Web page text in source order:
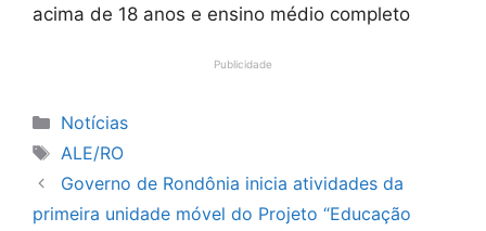
acima de 18 anos e ensino médio completo
Publicidade
Categorias
Notícias
Tags
ALE/RO
Governo de Rondônia inicia atividades da
primeira unidade móvel do Projeto “Educação